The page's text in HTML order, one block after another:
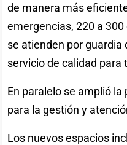
de manera más
emergencias, 220 a
se atienden por
servicio de calidad para
En paralelo se amplió
para la gestión y
Los nuevos espacios